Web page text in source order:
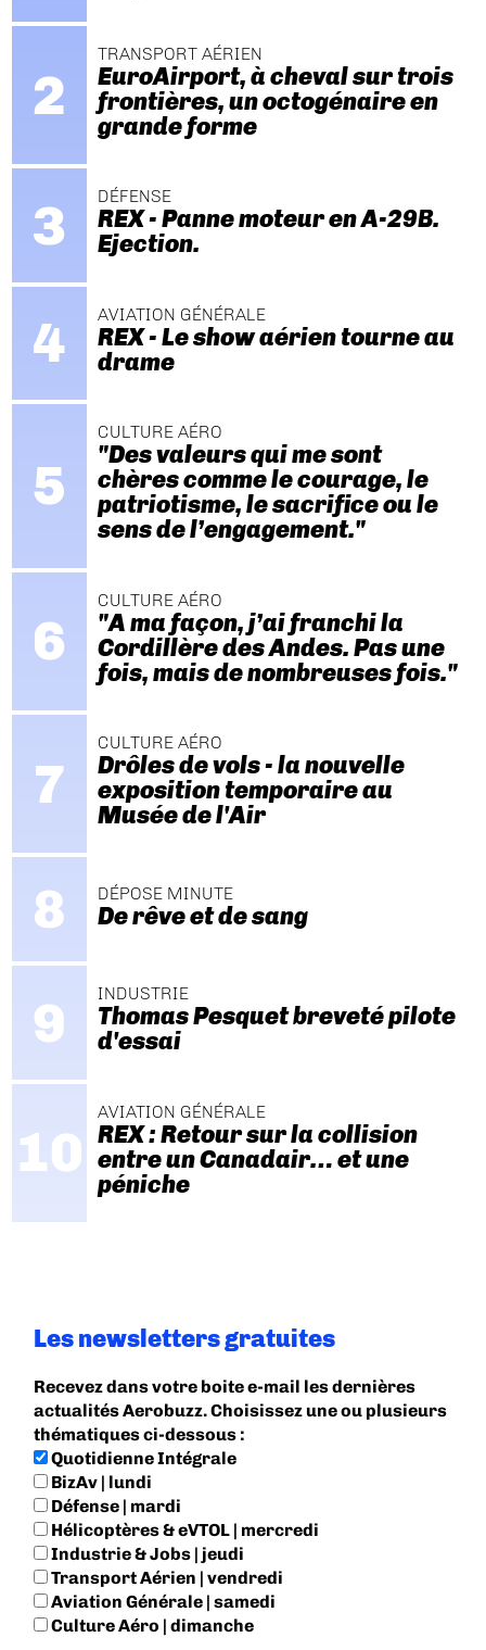
TRANSPORT AÉRIEN
EuroAirport, à cheval sur trois
frontières, un octogénaire en
grande forme
DÉFENSE
REX - Panne moteur en A-29B.
Ejection.
AVIATION GÉNÉRALE
REX - Le show aérien tourne au
drame
CULTURE AÉRO
"Des valeurs qui me sont
chères comme le courage, le
patriotisme, le sacrifice ou le
sens de l’engagement."
CULTURE AÉRO
"A ma façon, j’ai franchi la
Cordillère des Andes. Pas une
fois, mais de nombreuses fois."
CULTURE AÉRO
Drôles de vols - la nouvelle
exposition temporaire au
Musée de l'Air
DÉPOSE MINUTE
De rêve et de sang
INDUSTRIE
Thomas Pesquet breveté pilote
d'essai
AVIATION GÉNÉRALE
REX : Retour sur la collision
entre un Canadair… et une
péniche
Les newsletters gratuites
Recevez dans votre boite e-mail les dernières
actualités Aerobuzz. Choisissez une ou plusieurs
thématiques ci-dessous :
Quotidienne Intégrale
BizAv | lundi
Défense | mardi
Hélicoptères & eVTOL | mercredi
Industrie & Jobs | jeudi
Transport Aérien | vendredi
Aviation Générale | samedi
Culture Aéro | dimanche